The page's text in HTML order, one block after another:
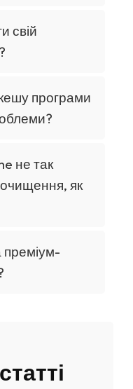
свій
програми
не так
як
преміум-